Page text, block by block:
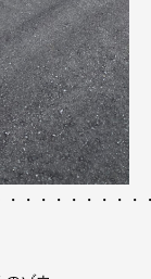
・・・・・・・・・